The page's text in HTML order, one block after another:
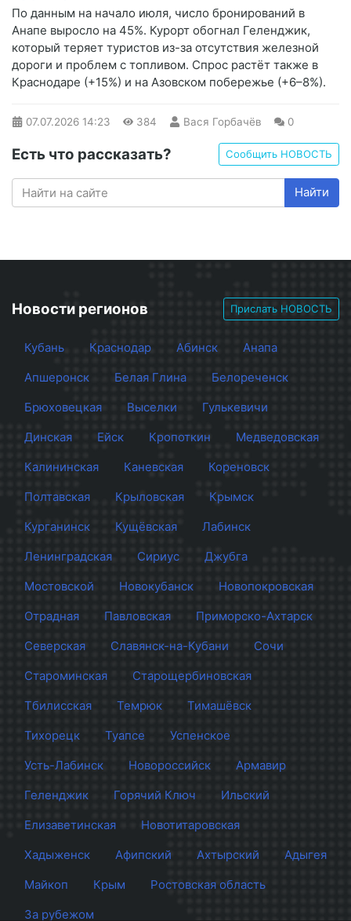
По данным на начало июля, число бронирований в
Анапе выросло на 45%. Курорт обогнал Геленджик,
который теряет туристов из-за отсутствия железной
дороги и проблем с топливом. Спрос растёт также в
Краснодаре (+15%) и на Азовском побережье (+6–8%).
07.07.2026 14:23 384 Вася Горбачёв 0
Есть что рассказать? Сообщить НОВОСТЬ
Найти
Новости регионов Прислать НОВОСТЬ
Кубань Краснодар Абинск
Анапа
Апшеронск
Белая Глина
Белореченск
Брюховецкая
Выселки
Гулькевичи
Динская
Ейск Кропоткин
Медведовская
Калининская
Каневская
Кореновск
Полтавская
Крыловская
Крымск
Курганинск
Кущёвская
Лабинск
Ленинградская
Сириус
Джубга
Мостовской
Новокубанск
Новопокровская
Отрадная
Павловская
Приморско-Ахтарск
Северская
Славянск-на-Кубани
Сочи
Староминская
Старощербиновская
Тбилисская
Темрюк
Тимашёвск
Тихорецк
Туапсе
Успенское
Усть-Лабинск
Новороссийск
Армавир
Геленджик
Горячий Ключ
Ильский
Елизаветинская
Новотитаровская
Хадыженск
Афипский Ахтырский
Адыгея
Майкоп
Крым
Ростовская область
За рубежом